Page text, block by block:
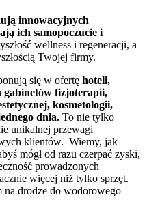
innowacyjnych
ich samopoczucie i
wellness i regeneracji, a
Twojej firmy.
się w ofertę hoteli,
gabinetów fizjoterapii,
kosmetologii,
dnia. To nie tylko
unikalnej przewagi
klientów. Wiemy, jak
mógł od razu czerpać zyski,
prowadzonych
więcej niż tylko sprzęt.
na drodze do wodorowego